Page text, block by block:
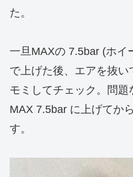
た。
一旦MAXの 7.5bar (ホイ
で上げた後、エアを抜い
モミしてチェック。問
MAX 7.5bar に上げてか
す。